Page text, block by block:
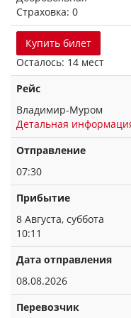
Страховка: 0
Купить билет
Осталось: 14 мест
Рейс
Владимир-Муром
Детальная
Отправление
07:30
Прибытие
8 Августа, суббота
10:11
Дата отправления
08.08.2026
Перевозчик